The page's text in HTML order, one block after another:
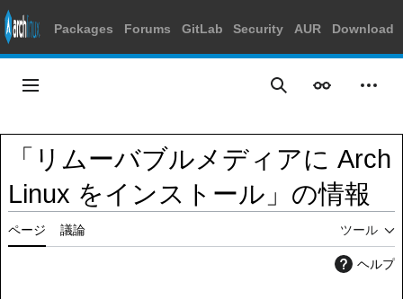
Packages Forums GitLab Security AUR Download
キ
ッ
プ
メインメニュー 検索 表示 個人
「リムーバブルメディアに Arch
Linux をインストール」の情報
ページ 議論 ツール
ヘルプ